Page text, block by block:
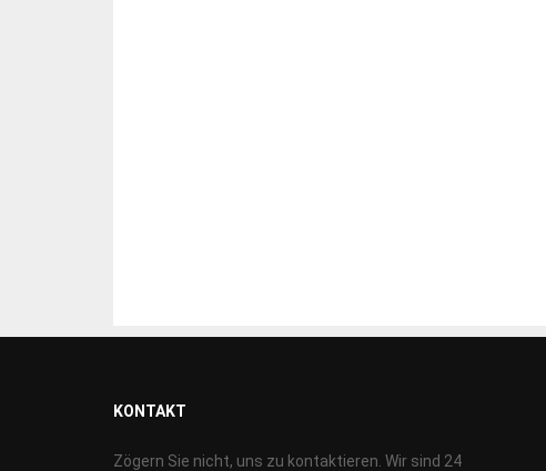
KONTAKT
Zögern Sie nicht, uns zu kontaktieren. Wir sind 24